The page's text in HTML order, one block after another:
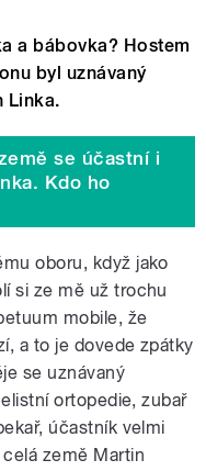
a bábovka? Hostem
byl uznávaný
Linka.
se účastní i
Kdo ho
oboru, když jako
si ze mě už trochu
mobile, že
a to je dovede zpátky
se uznávaný
ortopedie, zubař
účastník velmi
země Martin